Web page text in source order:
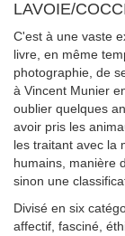
LAVOIE/
C'est à une vaste
livre, en même
photographie, de
à Vincent Munier
oublier quelques
avoir pris les
les traitant avec la
humains, manière
sinon une
Divisé en six
affectif, fasciné,